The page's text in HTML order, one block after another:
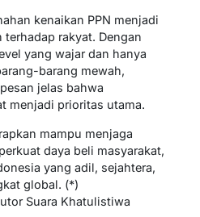
kenaikan PPN menjadi
rakyat. Dengan
yang wajar dan hanya
barang mewah,
jelas bahwa
menjadi prioritas utama.
mampu menjaga
daya beli masyarakat,
yang adil, sejahtera,
global. (*)
Suara Khatulistiwa